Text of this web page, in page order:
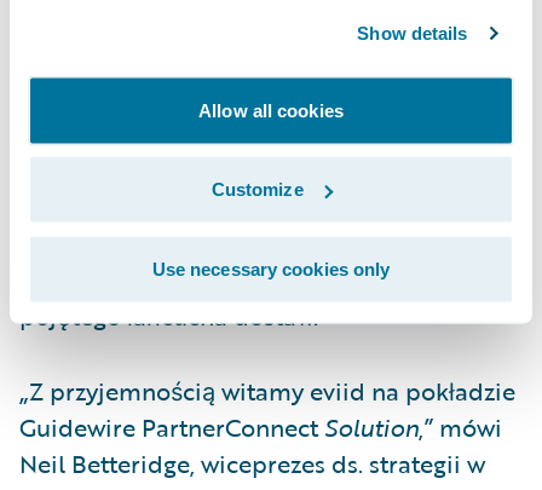
Show details
Allow all cookies
Customize
Use necessary cookies only
bezpieczny. To także zupełnie nowe
ocenę dowodów najistotniejszych dla danej
sprawy. Integracja z ClaimCenter umożliwi
informacji niezbędną do odpowiedniego
zarządzania procesem obsługi roszczeń w
przedsiębiorstwie oraz w ramach szeroko
pojętego łańcucha dostaw.”
„Z przyjemnością witamy eviid na pokładzie
Guidewire PartnerConnectSolution,” mówi
Neil Betteridge, wiceprezes ds. strategii w